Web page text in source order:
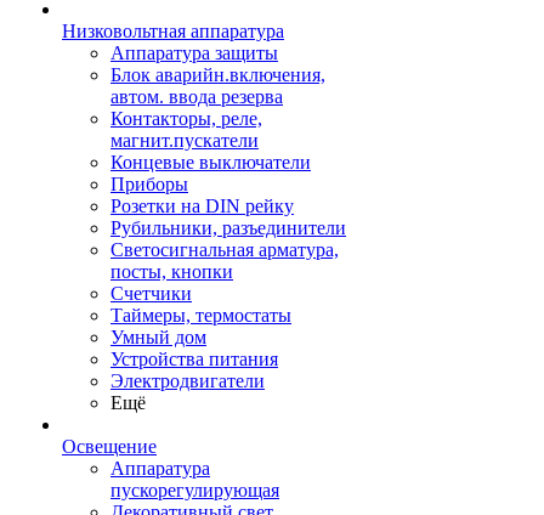
Низковольтная аппаратура
Аппаратура защиты
Блок аварийн.включения,
автом. ввода резерва
Контакторы, реле,
магнит.пускатели
Концевые выключатели
Приборы
Розетки на DIN рейку
Рубильники, разъединители
Светосигнальная арматура,
посты, кнопки
Счетчики
Таймеры, термостаты
Умный дом
Устройства питания
Электродвигатели
Ещё
Освещение
Аппаратура
пускорегулирующая